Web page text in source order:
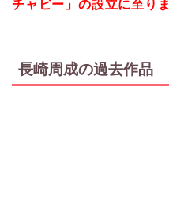
チャビー」の設立に至りま
長崎周成の過去作品